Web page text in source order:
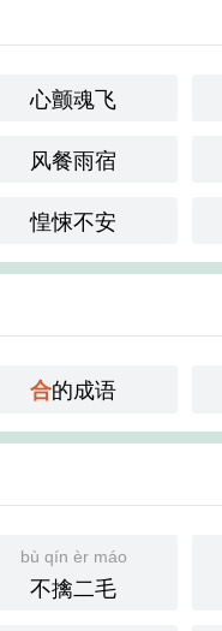
心颤魂飞
风餐雨宿
惶悚不安
合的成语
bù qín èr máo
不擒二毛